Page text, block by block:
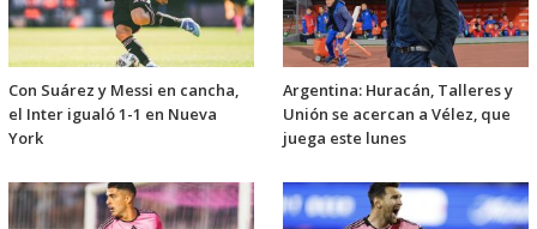
Con Suárez y Messi en cancha,
el Inter igualó 1-1 en Nueva
York
Argentina: Huracán, Talleres y
Unión se acercan a Vélez, que
juega este lunes